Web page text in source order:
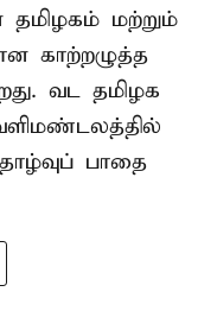
மற்றும்
காற்றழுத்த
வட தமிழக
பாதை